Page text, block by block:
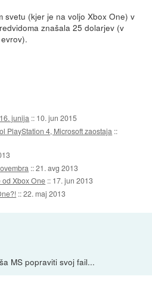
svetu (kjer je na voljo Xbox One) v
znašala 25 dolarjev (v
junija :: 10. jun 2015
PlayStation 4, Microsoft zaostaja ::
::21. avg 2013
od Xbox One :: 17. jun 2013
::22. maj 2013
MS popraviti svoj fail...